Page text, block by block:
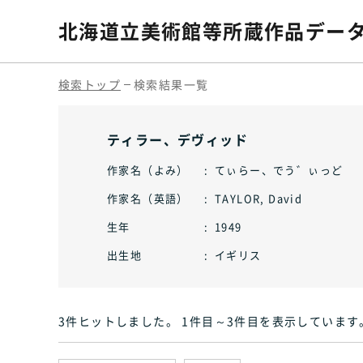
北海道立美術館等所蔵作品デー
検索トップ 検索結果一覧
ティラー、デヴィッド
作家名（よみ）
てぃらー、でう゛ぃっど
作家名（英語）
TAYLOR, David
生年
1949
出生地
イギリス
3件ヒット しました。 1件目～3件目 を表示しています。